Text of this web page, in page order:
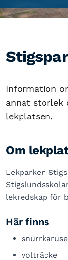
Information
annat storlek
lekplatsen.
Om
Lekparken
lekredskap för
Här finns
volträcke